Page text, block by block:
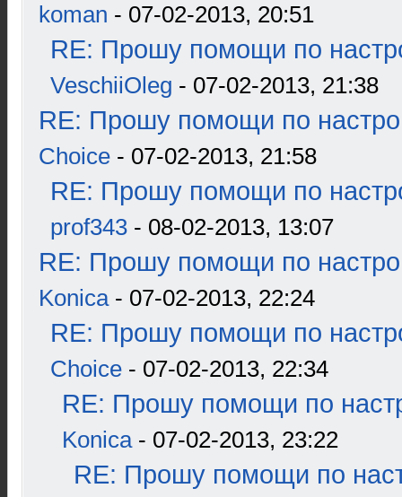
koman - 07-02-2013, 20:51
RE: Прошу помощи по
VeschiiOleg - 07-02-2013, 21:38
RE: Прошу помощи по
Choice - 07-02-2013, 21:58
RE: Прошу помощи по
prof343 - 08-02-2013, 13:07
RE: Прошу помощи по
Konica- 07-02-2013, 22:24
RE: Прошу помощи по
Choice - 07-02-2013, 22:34
RE: Прошу помощи по
Konica- 07-02-2013, 23:22
RE: Прошу помощи по